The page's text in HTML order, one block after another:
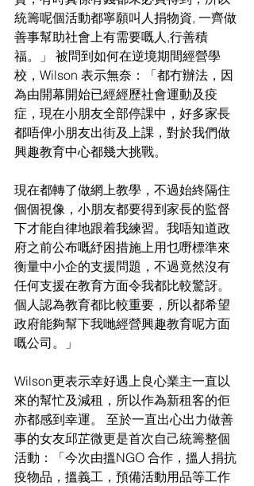
統籌呢個活動都寧願叫人捐物資, 一齊做
善事幫助社會上有需要嘅人,行善積
福。」 被問到如何在逆境期間經營學
校，Wilson 表示無奈：「都冇辦法，因
為由開幕開始已經經歷社會運動及疫
症，現在小朋友全部停課中，好多家長
都唔俾小朋友出街及上課，對於我們做
興趣教育中心都幾大挑戰。
現在都轉了做網上教學，不過始終隔住
個個視像，小朋友都要得到家長的監督
下才能自律地跟着我練習。我唔知道政
府之前公布嘅紓困措施上用乜嘢標準來
衡量中小企的支援問題，不過竟然沒有
任何支援在教育方面令我都比較驚訝。
個人認為教育都比較重要，所以都希望
政府能夠幫下我哋經營興趣教育呢方面
嘅公司。」
Wilson更表示幸好遇上良心業主一直以
來的幫忙及減租，所以作為新租客的佢
亦都感到幸運。 至於一直出心出力做善
事的女友邱芷微更是首次自己統籌整個
活動：「今次由搵NGO 合作，搵人捐抗
疫物品，搵義工，預備活動用品等工作